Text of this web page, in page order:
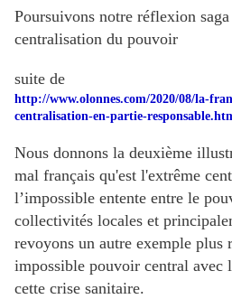
Poursuivons notre réflexion
centralisation du pouvoir
suite de
http://www.olonnes.com/2020/08/la-
centralisation-en-partie-
Nous donnons la deuxième
mal français qu'est l'extrême
l’impossible entente entre le
collectivités locales et
revoyons un autre exemple plus
impossible pouvoir central avec
cette crise sanitaire.